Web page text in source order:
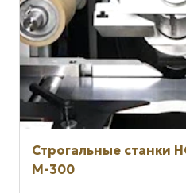
Cтрогальные станки
M-300